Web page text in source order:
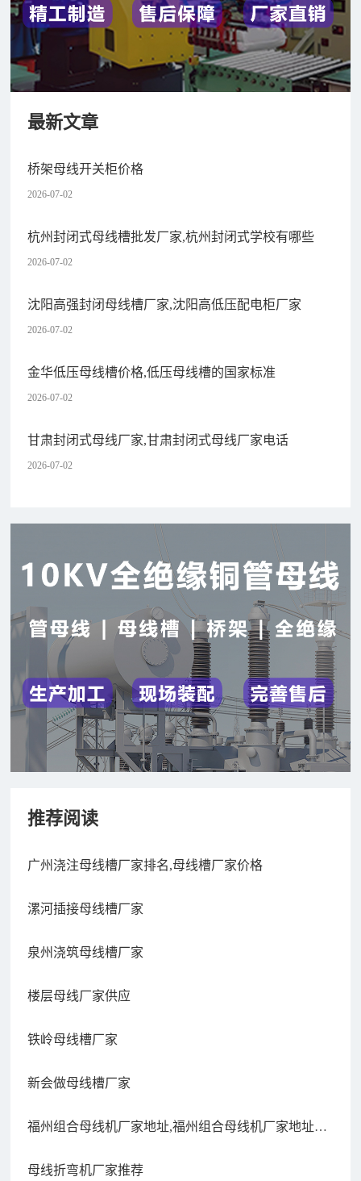
最新文章
桥架母线开关柜价格
2026-07-02
杭州封闭式母线槽批发厂家,杭州封闭式学校有哪些
2026-07-02
沈阳高强封闭母线槽厂家,沈阳高低压配电柜厂家
2026-07-02
金华低压母线槽价格,低压母线槽的国家标准
2026-07-02
甘肃封闭式母线厂家,甘肃封闭式母线厂家电话
2026-07-02
推荐阅读
广州浇注母线槽厂家排名,母线槽厂家价格
漯河插接母线槽厂家
泉州浇筑母线槽厂家
楼层母线厂家供应
铁岭母线槽厂家
新会做母线槽厂家
福州组合母线机厂家地址,福州组合母线机厂家地址在
母线折弯机厂家推荐